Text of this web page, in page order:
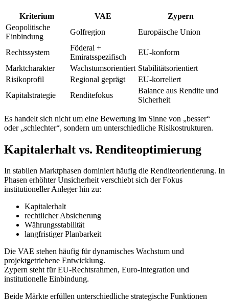
Kriterium VAE
Zypern
Geopolitische
Einbindung
Golfregion Europäische Union
Rechtssystem
Föderal +
Emiratsspezifisch
EU-konform
Marktcharakter
Wachstumsorientiert Stabilitätsorientiert
Risikoprofil
Regional geprägt
EU-korreliert
Kapitalstrategie
Renditefokus
Balance aus Rendite und
Sicherheit
Es handelt sich nicht um eine Bewertung im Sinne von „besser“
oder „schlechter“, sondern um unterschiedliche Risikostrukturen.
Kapitalerhalt vs. Renditeoptimierung
In stabilen Marktphasen dominiert häufig die Renditeorientierung. In
Phasen erhöhter Unsicherheit verschiebt sich der Fokus
institutioneller Anleger hin zu:
Kapitalerhalt
rechtlicher Absicherung
Währungsstabilität
langfristiger Planbarkeit
Die VAE stehen häufig für dynamisches Wachstum und
projektgetriebene Entwicklung.
Zypern steht für EU-Rechtsrahmen, Euro-Integration und
institutionelle Einbindung.
Beide Märkte erfüllen unterschiedliche strategische Funktionen